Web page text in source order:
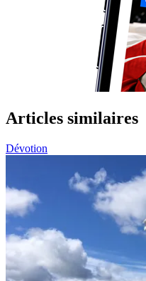
Articles similaires
Dévotion